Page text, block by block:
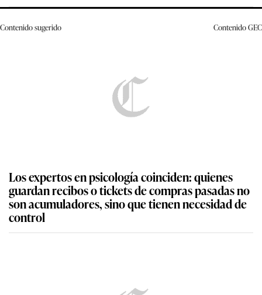
Contenido sugerido ContenidoGEC
Los expertos en psicología coinciden: quienes
guardan recibos o tickets de compras pasadas no
son acumuladores, sino que tienen necesidad de
control